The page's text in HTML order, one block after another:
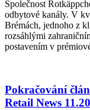
Společnost
odbytové kanály. V
Brémách, jednoho z
rozsáhlými
postavením v
Pokračování
Retail News